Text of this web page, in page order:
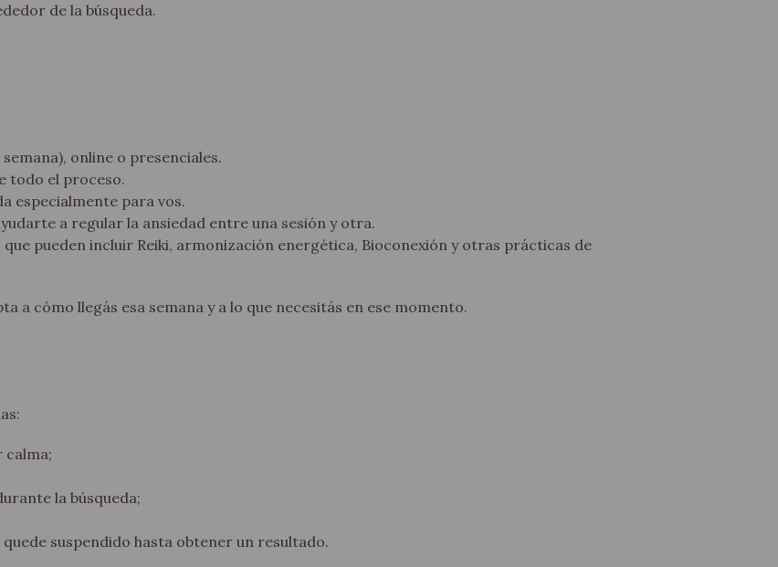
de la búsqueda.
online o presenciales.
todo el proceso.
especialmente para vos.
a regular la ansiedad entre una sesión y otra.
pueden incluir Reiki, armonización energética, Bioconexión y otras prácticas de
a cómo llegás esa semana y a lo que necesitás en ese momento.
calma;
la búsqueda;
suspendido hasta obtener un resultado.